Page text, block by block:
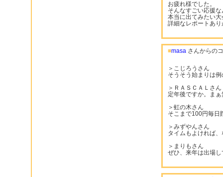
お疲れ様でした。
そんなすごい応援
本当に出てみたい大
詳細なレポートあ
■masa さんからの
＞こじろうさん
そうそう始まりは
＞ＲＡＳＣＡＬさん
定年後ですか。ま
＞虹の木さん
そこまで100円毎日
＞みずやんさん
タイムもよければ
＞まりもさん
ぜひ、来年は出場